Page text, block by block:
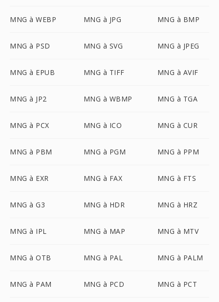
MNG à WEBP MNG à JPG MNG à BMP
MNG à PSD MNG à SVG MNG à JPEG
MNG à EPUB MNG à TIFF MNG à AVIF
MNG à JP2 MNG à WBMP MNG à TGA
MNG à PCX MNG à ICO MNG à CUR
MNG à PBM MNG à PGM MNG à PPM
MNG à EXR MNG à FAX MNG à FTS
MNG à G3 MNG à HDR MNG à HRZ
MNG à IPL MNG à MAP MNG à MTV
MNG à OTB MNG à PAL MNG à PALM
MNG à PAM MNG à PCD MNG à PCT